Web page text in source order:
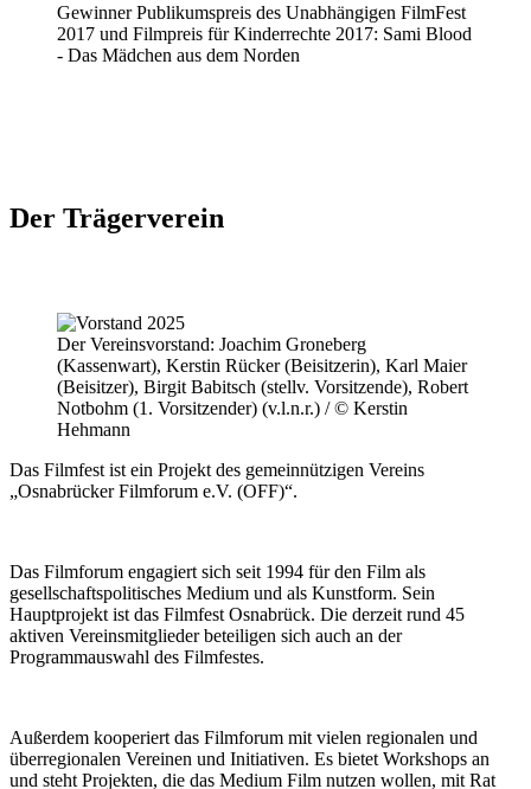
Gewinner Publikumspreis des Unabhängigen FilmFest
2017 und Filmpreis für Kinderrechte 2017: Sami Blood
- Das Mädchen aus dem Norden
Der Trägerverein
Der Vereinsvorstand: Joachim Groneberg
(Kassenwart), Kerstin Rücker (Beisitzerin), Karl Maier
(Beisitzer), Birgit Babitsch (stellv. Vorsitzende), Robert
Notbohm (1. Vorsitzender) (v.l.n.r.) / © Kerstin
Hehmann
Das Filmfest ist ein Projekt des gemeinnützigen Vereins
„Osnabrücker Filmforum e.V. (OFF)“.
Das Filmforum engagiert sich seit 1994 für den Film als
gesellschaftspolitisches Medium und als Kunstform. Sein
Hauptprojekt ist das Filmfest Osnabrück. Die derzeit rund 45
aktiven Vereinsmitglieder beteiligen sich auch an der
Programmauswahl des Filmfestes.
Außerdem kooperiert das Filmforum mit vielen regionalen und
überregionalen Vereinen und Initiativen. Es bietet Workshops an
und steht Projekten, die das Medium Film nutzen wollen, mit Rat